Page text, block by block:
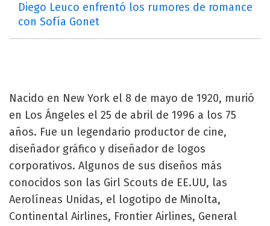
Diego Leuco enfrentó los rumores de romance
con Sofía Gonet
Nacido en New York el 8 de mayo de 1920, murió
en Los Ángeles el 25 de abril de 1996 a los 75
años. Fue un legendario productor de cine,
diseñador gráfico y diseñador de logos
corporativos. Algunos de sus diseños más
conocidos son las Girl Scouts de EE.UU, las
Aerolíneas Unidas, el logotipo de Minolta,
Continental Airlines, Frontier Airlines, General